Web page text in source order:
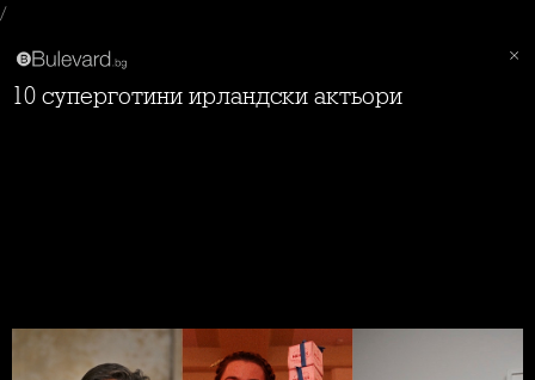
/
10 суперготини ирландски актьори